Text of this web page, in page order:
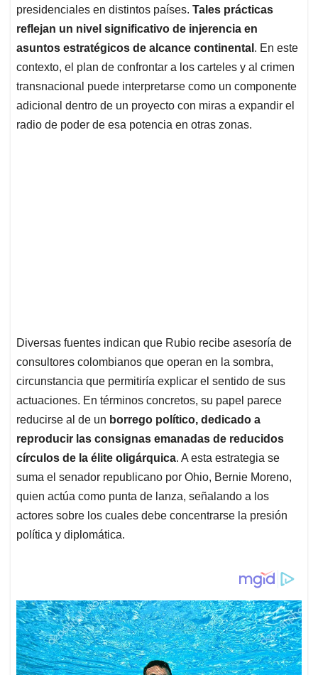
presidenciales en distintos países. Tales prácticas
reflejan un nivel significativo de injerencia en
asuntos estratégicos de alcance continental . En este
contexto, el plan de confrontar a los carteles y al crimen
transnacional puede interpretarse como un componente
adicional dentro de un proyecto con miras a expandir el
radio de poder de esa potencia en otras zonas.
Diversas fuentes indican que Rubio recibe asesoría de
consultores colombianos que operan en la sombra,
circunstancia que permitiría explicar el sentido de sus
actuaciones. En términos concretos, su papel parece
reducirse al de un borrego político, dedicado a
reproducir las consignas emanadas de reducidos
círculos de la élite oligárquica. A esta estrategia se
suma el senador republicano por Ohio, Bernie Moreno,
quien actúa como punta de lanza, señalando a los
actores sobre los cuales debe concentrarse la presión
política y diplomática.